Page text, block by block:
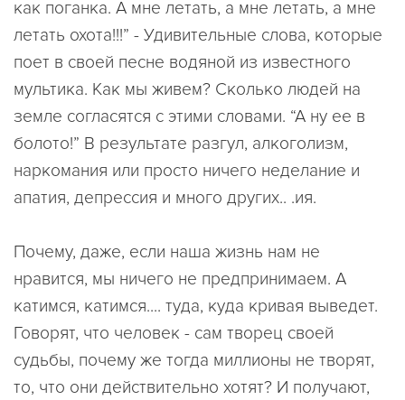
как поганка. А мне летать, а мне летать, а мне
летать охота!!!” - Удивительные слова, которые
поет в своей песне водяной из известного
мультика. Как мы живем? Сколько людей на
земле согласятся с этими словами. “А ну ее в
болото!” В результате разгул, алкоголизм,
наркомания или просто ничего неделание и
апатия, депрессия и много других.. .ия.
Почему, даже, если наша жизнь нам не
нравится, мы ничего не предпринимаем. А
катимся, катимся.... туда, куда кривая выведет.
Говорят, что человек - сам творец своей
судьбы, почему же тогда миллионы не творят,
то, что они действительно хотят? И получают,